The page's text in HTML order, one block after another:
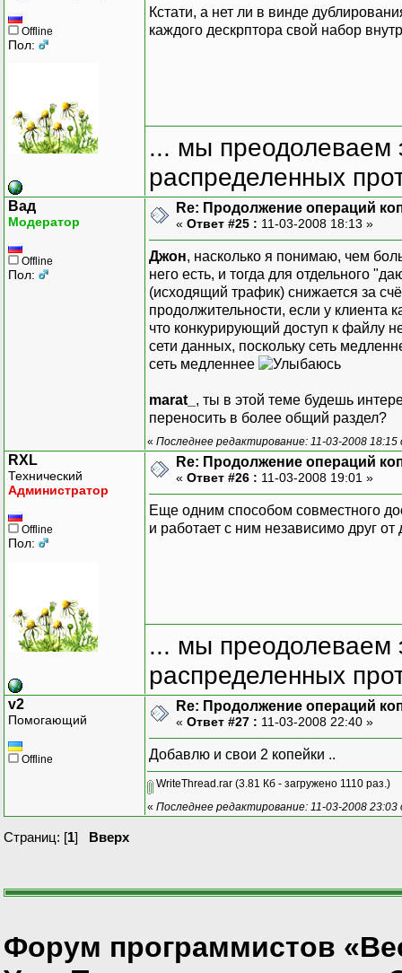
Offline
Пол:
Кстати, а нет ли в винде
каждого дескрптора свой набор
... мы преодолеваем
распределенных
Вад
Модератор
Offline
Пол:
Re: Продолжение операций
« Ответ #25 : 11-03-2008 18:13 »
Джон, насколько я понимаю, чем
него есть, и тогда для отдельного
(исходящий трафик) снижается за
продолжительности, если у клиента
что конкурирующий доступ к файлу
сети данных, поскольку сеть
сеть медленнее
marat_ , ты в этой теме будешь
переносить в более общий раздел?
« Последнее редактирование: 11-03-2008
RXL
Технический
Администратор
Offline
Пол:
Re: Продолжение операций
« Ответ #26 : 11-03-2008 19:01 »
Еще одним способом совместного
и работает с ним независимо друг от
... мы преодолеваем
распределенных
v2
Помогающий
Offline
Re: Продолжение операций
« Ответ #27 : 11-03-2008 22:40 »
Добавлю и свои 2 копейки ..
WriteThread.rar (3.81 Кб - загружено 1110 раз.)
« Последнее редактирование: 11-03-2008 23:03
Страниц: [1] Вверх
Форум программистов